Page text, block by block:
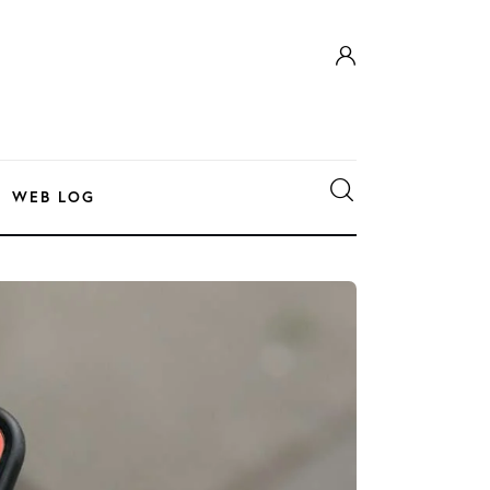
WEB LOG